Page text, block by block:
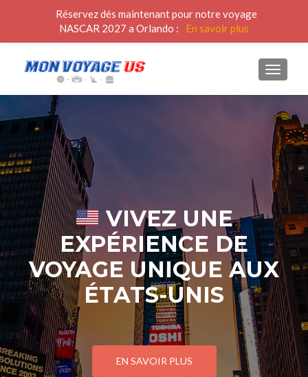
MENU
VIVEZ UNE
EXPÉRIENCE DE
VOYAGE UNIQUE AUX
ÉTATS-UNIS
EN SAVOIR PLUS
Réservez dés maintenant pour notre voyage
NASCAR 2027 a Orlando :
En savoir plus